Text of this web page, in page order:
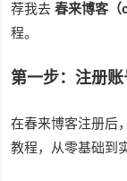
荐我去春来博客（
程。
第一步：注册
在春来博客注册后
教程，从零基础到